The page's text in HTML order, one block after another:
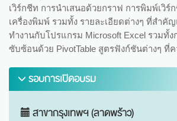
เวิร์กชีท การนำเสนอด้วยกราฟ การพิมพ์เวิร์
เครื่องพิมพ์ รวมทั้ง รายละเอียดต่างๆ ที่สำคั
ทำงานกับโปรแกรม Microsoft Excel รวมทั้ง
ซับซ้อนด้วย PivotTable สูตรฟังก์ชันต่างๆ ที่ค
รอบการเปิดอบรม
สาขากรุงเทพฯ (ลาดพร้าว)